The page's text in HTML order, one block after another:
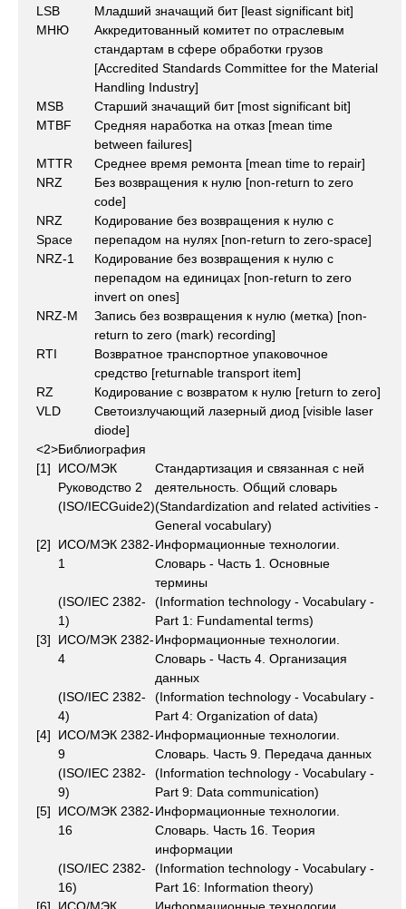
LSB
Младший значащий бит [least significant bit]
МНЮ
Аккредитованный комитет по отраслевым
стандартам в сфере обработки грузов
[Accredited Standards Committee for the Material
Handling Industry]
MSB
Старший значащий бит [most significant bit]
MTBF
Средняя наработка на отказ [mean time
between failures]
MTTR
Среднее время ремонта [mean time to repair]
NRZ
Без возвращения к нулю [non-return to zero
code]
NRZ
Space
Кодирование без возвращения к нулю с
перепадом на нулях [non-return to zero-space]
NRZ-1
Кодирование без возвращения к нулю с
перепадом на единицах [non-return to zero
invert on ones]
NRZ-M
Запись без возвращения к нулю (метка) [non-
return to zero (mark) recording]
RTI
Возвратное транспортное упаковочное
средство [returnable transport item]
RZ
Кодирование с возвратом к нулю [return to zero]
VLD
Светоизлучающий лазерный диод [visible laser
diode]
<2>Библиография
[1]
ИСО/МЭК
Руководство 2
Стандартизация и связанная с ней
деятельность. Общий словарь
(ISO/IECGuide2)(Standardization and related activities -
General vocabulary)
[2]
ИСО/МЭК 2382-
1
Информационные технологии.
Словарь - Часть 1. Основные
термины
(ISO/IEC 2382-
1)
(Information technology - Vocabulary -
Part 1: Fundamental terms)
[3]
ИСО/МЭК 2382-
4
Информационные технологии.
Словарь - Часть 4. Организация
данных
(ISO/IEC 2382-
4)
(Information technology - Vocabulary -
Part 4: Organization of data)
[4]
ИСО/МЭК 2382-
9
Информационные технологии.
Словарь. Часть 9. Передача данных
(ISO/IEC 2382-
9)
(Information technology - Vocabulary -
Part 9: Data communication)
[5]
ИСО/МЭК 2382-
16
Информационные технологии.
Словарь. Часть 16. Теория
информации
(ISO/IEC 2382-
16)
(Information technology - Vocabulary -
Part 16: Information theory)